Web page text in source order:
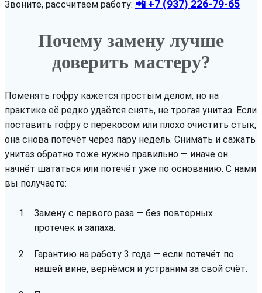
Звоните, рассчитаем работу: 📲 +7 (937) 226-79-65
Почему замену лучше
доверить мастеру?
Поменять гофру кажется простым делом, но на
практике её редко удаётся снять, не трогая унитаз. Если
поставить гофру с перекосом или плохо очистить стык,
она снова потечёт через пару недель. Снимать и сажать
унитаз обратно тоже нужно правильно — иначе он
начнёт шататься или потечёт уже по основанию. С нами
вы получаете:
Замену с первого раза — без повторных
протечек и запаха.
Гарантию на работу 3 года — если потечёт по
нашей вине, вернёмся и устраним за свой счёт.